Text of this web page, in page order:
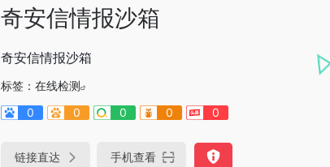
奇安信情报沙箱
奇安信情报沙箱
标签： 在线检测
0
0 0 0 0
链接直达 手机查看